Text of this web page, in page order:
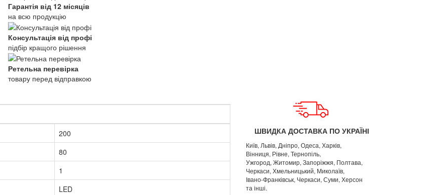
Гарантія від 12 місяців
на всю продукцію
Консультація від профі
підбір кращого рішення
Ретельна перевірка
товару перед відправкою
200
80
1
LED
ШВИДКА ДОСТАВКА ПО УКРАЇНІ
Київ, Львів, Дніпро, Одеса, Харків,
Вінниця, Рівне, Тернопіль,
Ужгород, Житомир, Запоріжжя, Полтава,
Черкаси, Хмельницький, Миколаїв,
Івано-Франківськ, Черкаси, Суми, Херсон
та інші.